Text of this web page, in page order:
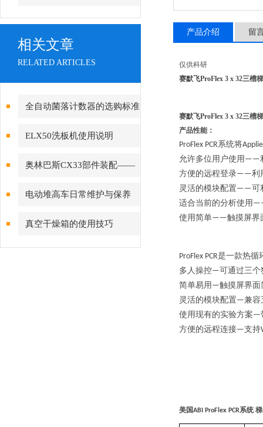
相关文章
RELATED ARTICLES
全自动菌落计数器的选购标准
ELX50洗板机使用说明
奥林巴斯CX33部件装配——
目镜的安装
电动堆高车日常维护与保养
真空干燥箱的使用技巧
产品介绍 留
仅供科研
赛默飞ProFlex 3 x 32三槽
赛默飞ProFlex 3 x 32三槽
产品性能：
ProFlex PCR系统将
允许多位用户使用 ——
方便的远程登录——利
灵活的模块配置——可
适合当前的分析使用
使用简单——触摸屏界
ProFlex PCR是一款热循
多人操控—可通过三个
简单易用 —触摸屏界面
灵活的模块配置—兼容
使用现有的实验方案—
方便的远程连接—支持
美国ABI ProFlex PCR系统